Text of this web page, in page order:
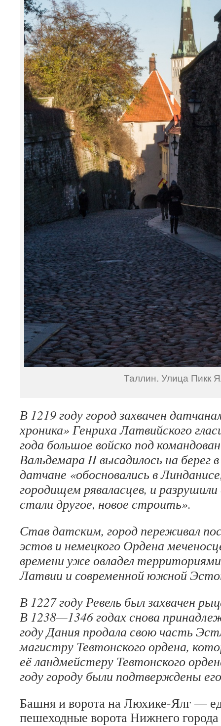
Таллин. Улица Пикк
В 1219 году город захвачен
хроника» Генриха Латвийского
года большое войско под
Вальдемара II высадилось на берег
датчане «обосновались в
городищем ряваласцев, и
стали другое, новое строить».
Став датским, город переживал
эстов и немецкого Ордена
времени уже овладел
Латвии и современной южной
В 1227 году Ревель был захвачен
В 1238—1346 годах снова
году Дания продала свою часть
магистру Тевтонского ордена,
её ландмейстеру Тевтонского
году городу были подтверждены
Башня и ворота на Люхике-Ялг —
пешеходные ворота Нижнего города